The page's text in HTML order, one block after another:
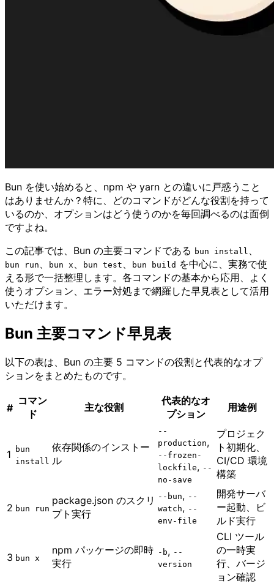
Bun を使い始めると、npm や yarn との違いに戸惑うこと
はありませんか？特に、どのコマンドがどんな役割を持って
いるのか、オプションはどう使うのかを毎回調べるのは面倒
ですよね。
この記事では、Bun の主要コマンドである bun install 、
bun run 、 bun x 、 bun test 、 bun build を中心に、実務で使
える形で一括整理します。各コマンドの基本から応用、よく
使うオプション、エラー対処まで網羅した早見表として活用
いただけます。
Bun 主要コマンド早見表
以下の表は、Bun の主要 5 コマンドの役割と代表的なオプ
ションをまとめたものです。
#
コマン
ド
主な役割
代表的なオ
プション
用途例
1
bun
install
依存関係のインストー
ル
--
production,
--frozen-
lockfile, --
no-save
プロジェク
ト初期化、
CI/CD 環境
構築
2 bun run
package.json のスクリ
プト実行
--bun, --
watch, --
env-file
開発サーバ
ー起動、ビ
ルド実行
3 bun x
npm パッケージの即時
実行
-b, --
version
CLI ツール
の一時実
行、バージ
ョン確認